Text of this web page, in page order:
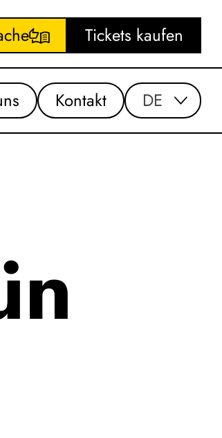
Tickets kaufen
Kontakt DE